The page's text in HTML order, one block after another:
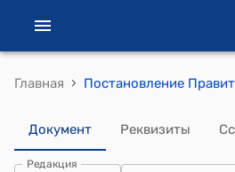
Главная ›
Документ Реквизиты
Редакция